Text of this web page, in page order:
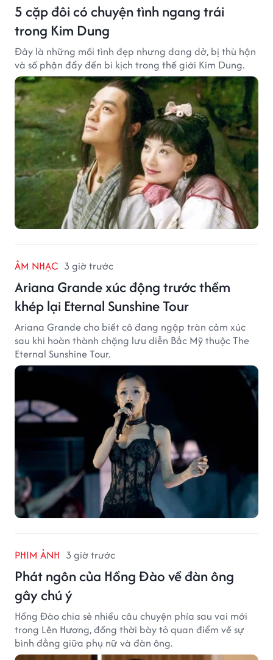
5 cặp đôi có chuyện tình ngang trái
trong Kim Dung
Đây là những mối tình đẹp nhưng dang dở, bị thù hận
và số phận đẩy đến bi kịch trong thế giới Kim Dung.
ÂM NHẠC 3 giờ trước
Ariana Grande xúc động trước thềm
khép lại Eternal Sunshine Tour
Ariana Grande cho biết cô đang ngập tràn cảm xúc
sau khi hoàn thành chặng lưu diễn Bắc Mỹ thuộc The
Eternal Sunshine Tour.
PHIM ẢNH 3 giờ trước
Phát ngôn của Hồng Đào về đàn ông
gây chú ý
Hồng Đào chia sẻ nhiều câu chuyện phía sau vai mới
trong Lên Hương, đồng thời bày tỏ quan điểm về sự
bình đẳng giữa phụ nữ và đàn ông.